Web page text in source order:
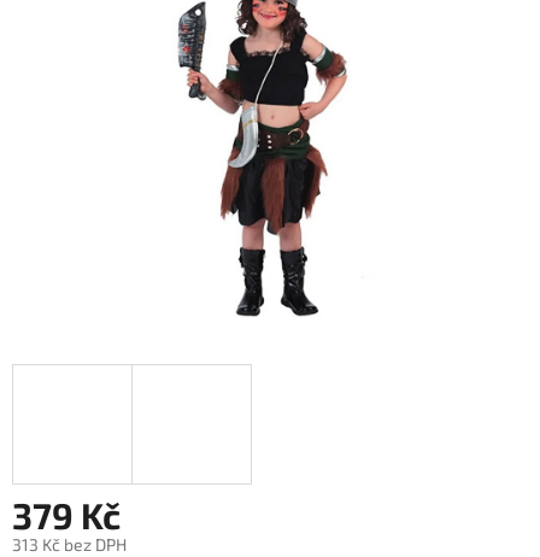
379 Kč
313 Kč bez DPH